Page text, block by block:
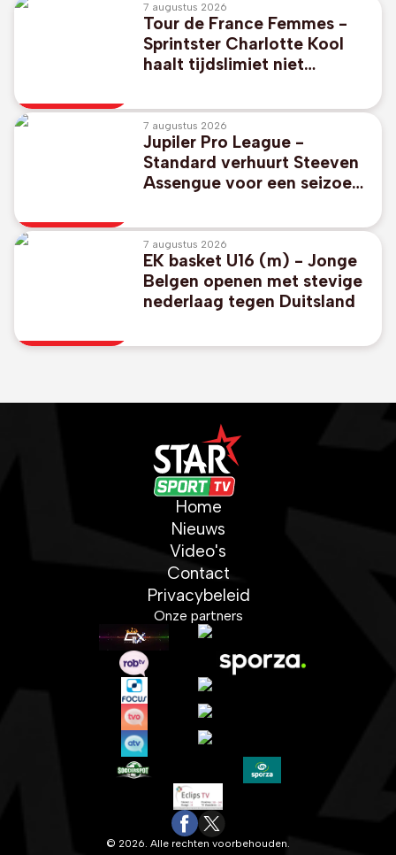
7 augustus 2026
Tour de France Femmes -
Sprintster Charlotte Kool
haalt tijdslimiet niet
7 augustus 2026
Jupiler Pro League -
Standard verhuurt Steeven
Assengue voor een seizoen
7 augustus 2026
EK basket U16 (m) - Jonge
Belgen openen met stevige
nederlaag tegen Duitsland
Home
Nieuws
Video's
Contact
Privacybeleid
Onze partners
© 2026. Alle rechten voorbehouden.